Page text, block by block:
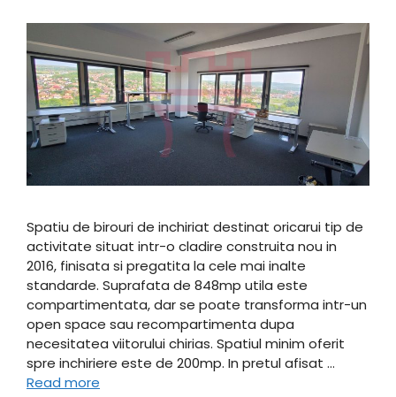
Spatiu de birouri de inchiriat destinat oricarui tip de
activitate situat intr-o cladire construita nou in
2016, finisata si pregatita la cele mai inalte
standarde. Suprafata de 848mp utila este
compartimentata, dar se poate transforma intr-un
open space sau recompartimenta dupa
necesitatea viitorului chirias. Spatiul minim oferit
spre inchiriere este de 200mp. In pretul afisat …
Read more